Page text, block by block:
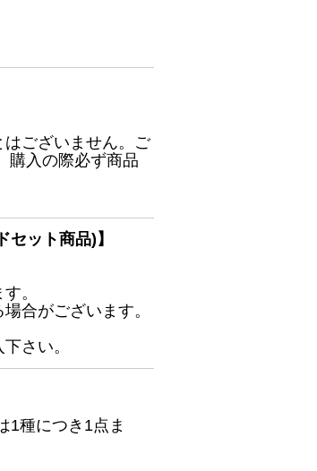
ございません。ご
購入の際必ず商品
ット商品)】
。
合がございます。
さい。
1種につき1点ま